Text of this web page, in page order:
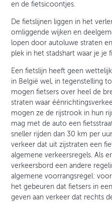
en de fietsicoontjes.
De fietslijnen liggen in het
omliggende wijken en
lopen door autoluwe straten
plek in het stadshart waar je je
Een fietslijn heeft geen
in België wel, in tegenstelling
mogen fietsers over heel de
straten waar
mogen ze de rijstrook in hun
mag met de auto een
sneller rijden dan 30 km per
verkeer dat uit zijstraten een
algemene verkeersregels. Als
verkeersbord een andere
algemene voorrangsregel:
het gebeuren dat fietsers in
geven aan verkeer dat rechts